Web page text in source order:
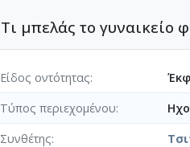
Τι μπελάς το γυναικείο
Είδος οντότητας
Τύπος περιεχομένου
Συνθέτης